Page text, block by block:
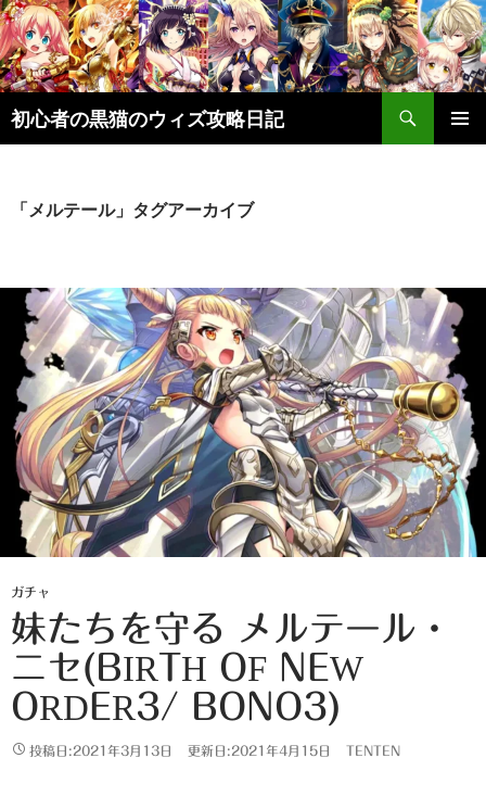
初心者の黒猫のウィズ攻略日記
検
索
ン
プ
「メルテール」タグアーカイブ
ガチャ
妹たちを守る メルテール・
ニセ(BIRTH OF NEW
ORDER3/ BONO3)
投稿日:2021年3月13日 更新日:2021年4月15日 TENTEN